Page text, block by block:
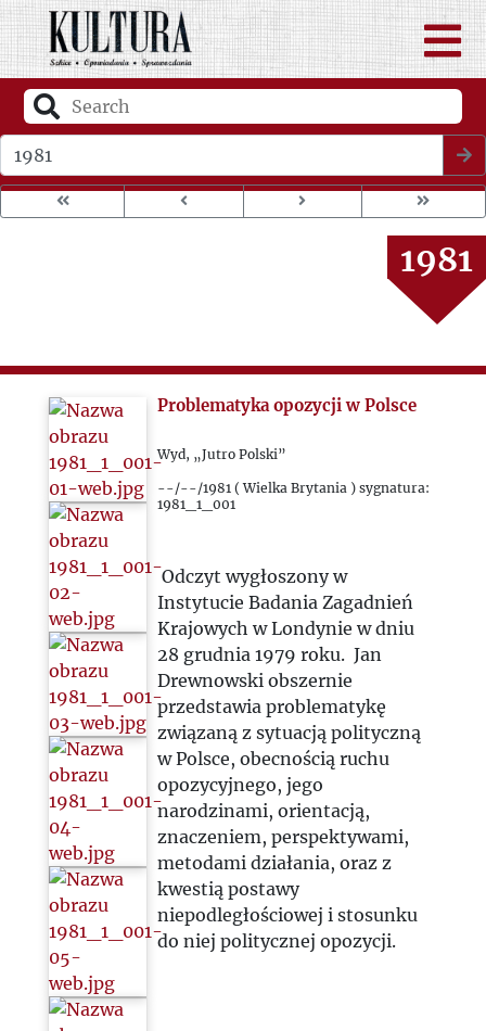
1977
1978
1979
1980
1981
1982
1983
1985
1987
1989
1991
1992
Problematyka opozycji w Polsce
Wyd, „Jutro Polski”
--/--/1981 ( Wielka Brytania ) sygnatura:
1981_1_001
Odczyt wygłoszony w
Instytucie Badania Zagadnień
Krajowych w Londynie w dniu
28 grudnia 1979 roku. Jan
Drewnowski obszernie
przedstawia problematykę
związaną z sytuacją polityczną
w Polsce, obecnością ruchu
opozycyjnego, jego
narodzinami, orientacją,
znaczeniem, perspektywami,
metodami działania, oraz z
kwestią postawy
niepodległościowej i stosunku
do niej politycznej opozycji.